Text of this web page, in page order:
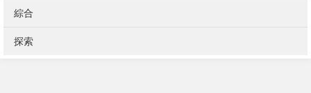
綜合
探索